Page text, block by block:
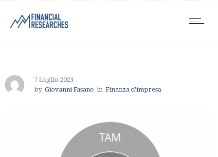
7 Luglio 2023
by Giovanni Fasano in Finanza d'impresa